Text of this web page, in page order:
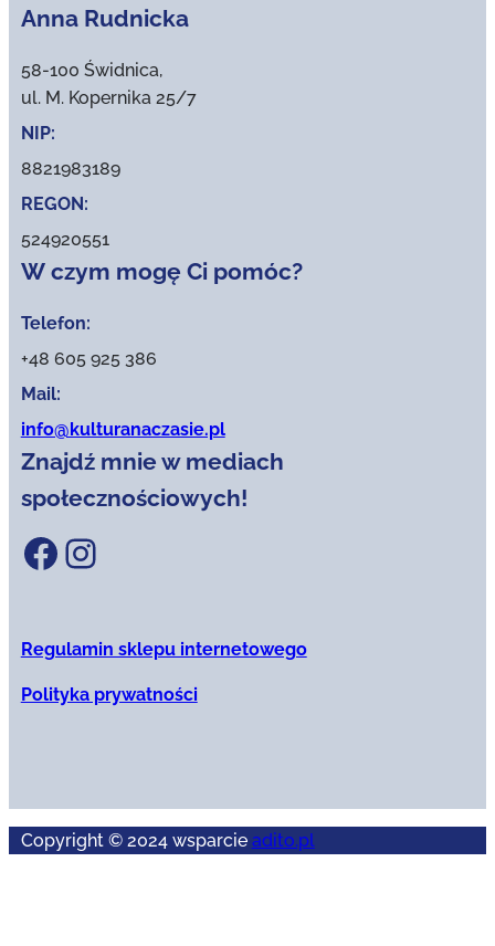
Anna Rudnicka
58-100 Świdnica,
ul. M. Kopernika 25/7
NIP:
8821983189
REGON:
524920551
W czym mogę Ci pomóc?
Telefon:
+48 605 925 386
Mail:
info@kulturanaczasie.pl
Znajdź mnie w mediach
społecznościowych!
Facebook Instagram
Regulamin sklepu internetowego
Polityka prywatności
Copyright © 2024 wsparcie adito.pl